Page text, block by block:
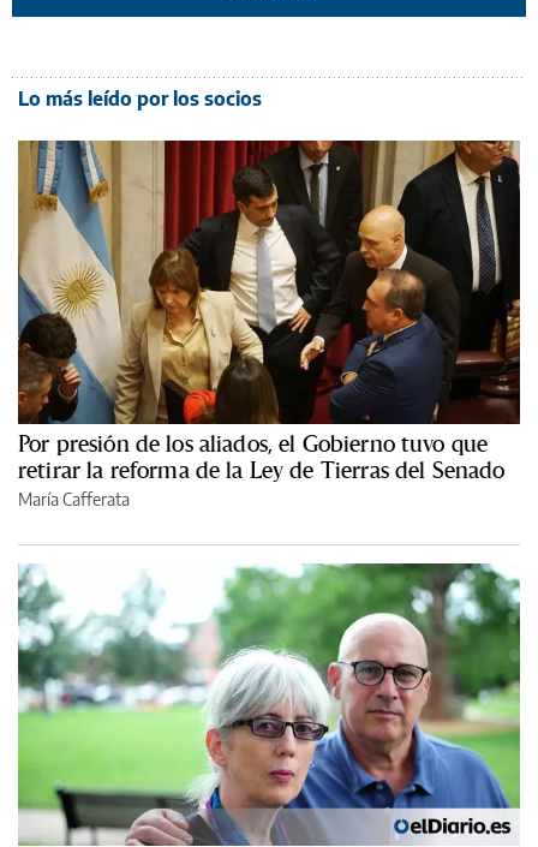
Lo más leído por los socios
Por presión de los aliados, el Gobierno tuvo que
retirar la reforma de la Ley de Tierras del Senado
María Cafferata